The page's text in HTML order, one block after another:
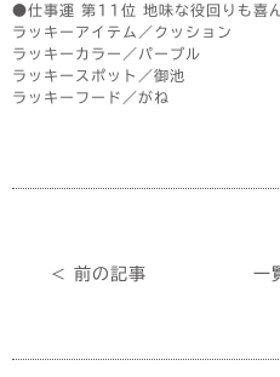
●仕事運 第11位 地味な役回りも喜
ラッキーアイテム／クッション
ラッキーカラー／パープル
ラッキースポット／御池
ラッキーフード／がね
< 前の記事 一